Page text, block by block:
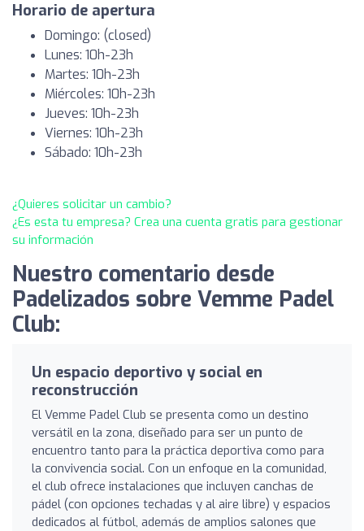
Horario de apertura
Domingo: (closed)
Lunes: 10h-23h
Martes: 10h-23h
Miércoles: 10h-23h
Jueves: 10h-23h
Viernes: 10h-23h
Sábado: 10h-23h
¿Quieres solicitar un cambio?
¿Es esta tu empresa? Crea una cuenta gratis para gestionar
su información
Nuestro comentario desde
Padelizados sobre Vemme Padel
Club:
Un espacio deportivo y social en
reconstrucción
El Vemme Padel Club se presenta como un destino
versátil en la zona, diseñado para ser un punto de
encuentro tanto para la práctica deportiva como para
la convivencia social. Con un enfoque en la comunidad,
el club ofrece instalaciones que incluyen canchas de
pádel (con opciones techadas y al aire libre) y espacios
dedicados al fútbol, además de amplios salones que